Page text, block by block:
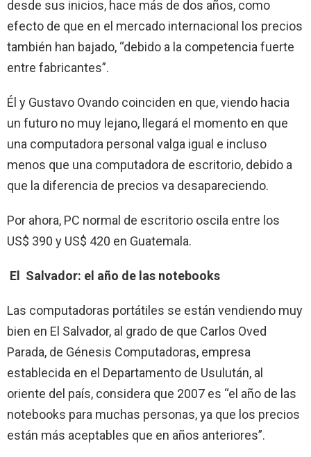
desde sus inicios, hace más de dos años, como
efecto de que en el mercado internacional los precios
también han bajado, “debido a la competencia fuerte
entre fabricantes”.
Él y Gustavo Ovando coinciden en que, viendo hacia
un futuro no muy lejano, llegará el momento en que
una computadora personal valga igual e incluso
menos que una computadora de escritorio, debido a
que la diferencia de precios va desapareciendo.
Por ahora, PC normal de escritorio oscila entre los
US$ 390 y US$ 420 en Guatemala.
El Salvador: el año de las notebooks
Las computadoras portátiles se están vendiendo muy
bien en El Salvador, al grado de que Carlos Oved
Parada, de Génesis Computadoras, empresa
establecida en el Departamento de Usulután, al
oriente del país, considera que 2007 es “el año de las
notebooks para muchas personas, ya que los precios
están más aceptables que en años anteriores”.